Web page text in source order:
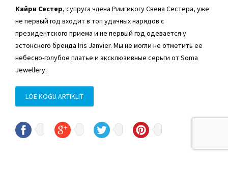
Кайри Сестер, супруга члена РиигикогуСвена Сестера, уже
не первый год входит в топ удачных нарядов с
президентского приема и не первый год одевается у
эстонского бренда Iris Janvier. Мы не могли не отметить ее
небесно-голубое платье и эксклюзивные серьги от Soma
Jewellery.
LOE KOGU ARTIKLIT